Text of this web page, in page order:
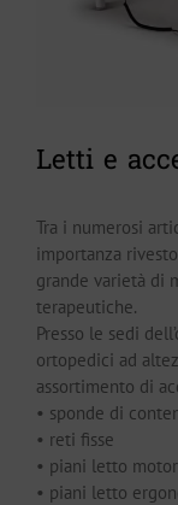
Letti e
Tra i numerosi
importanza
grande varietà di
terapeutiche.
Presso le sedi
ortopedici ad
assortimento di
• sponde di
• reti fisse
• piani letto
• piani letto